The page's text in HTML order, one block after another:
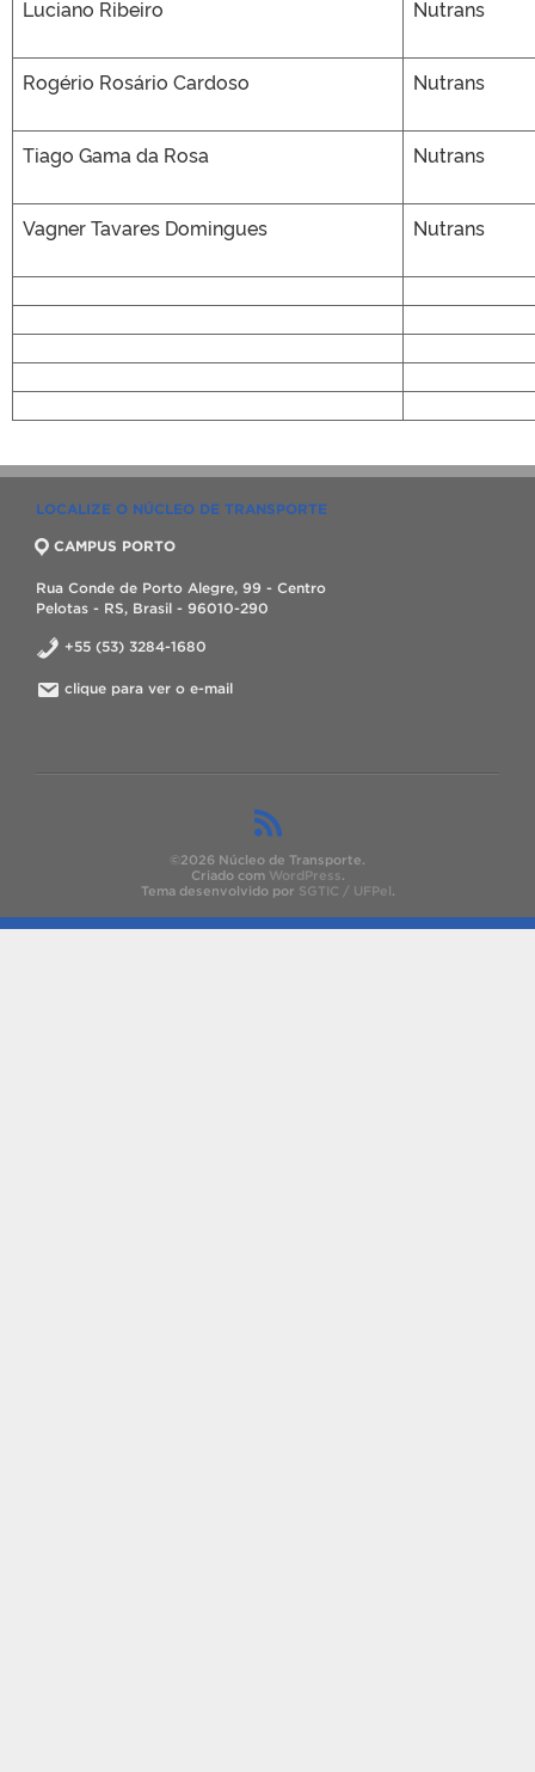
Luciano Ribeiro Nutrans
Rogério Rosário Cardoso Nutrans
Tiago Gama da Rosa Nutrans
Vagner Tavares Domingues Nutrans
LOCALIZE O NÚCLEO DE TRANSPORTE
CAMPUS PORTO
Rua Conde de Porto Alegre, 99 - Centro
Pelotas - RS, Brasil - 96010-290
+55 (53) 3284-1680
clique para ver o e-mail
©2026 Núcleo de Transporte.
Criado com WordPress.
Tema desenvolvido por SGTIC / UFPel.